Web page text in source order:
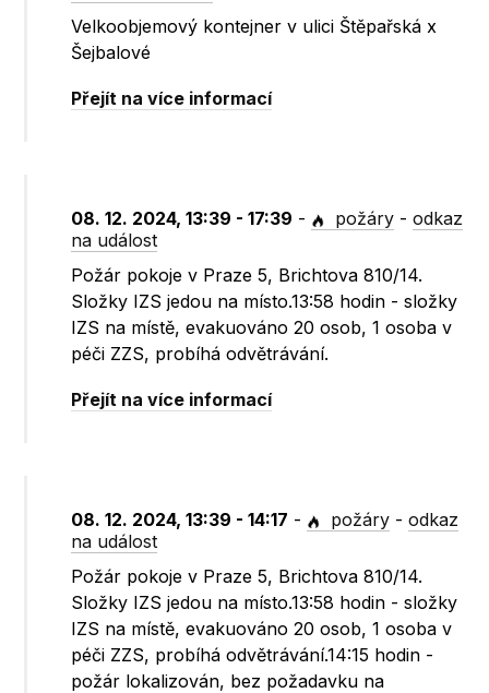
Velkoobjemový kontejner v ulici Štěpařská x
Šejbalové
Přejít na více informací
08. 12. 2024, 13:39 - 17:39 - požáry -odkaz
na událost
Požár pokoje v Praze 5, Brichtova 810/14.
Složky IZS jedou na místo.13:58 hodin - složky
IZS na místě, evakuováno 20 osob, 1 osoba v
péči ZZS, probíhá odvětrávání.
Přejít na více informací
08. 12. 2024, 13:39 - 14:17 - požáry -odkaz
na událost
Požár pokoje v Praze 5, Brichtova 810/14.
Složky IZS jedou na místo.13:58 hodin - složky
IZS na místě, evakuováno 20 osob, 1 osoba v
péči ZZS, probíhá odvětrávání.14:15 hodin -
požár lokalizován, bez požadavku na